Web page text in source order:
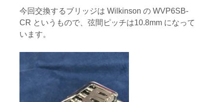
今回交換するブリッジは Wilkinson の WVP6SB-
CR というもので、弦間ピッチは10.8mm になって
います。